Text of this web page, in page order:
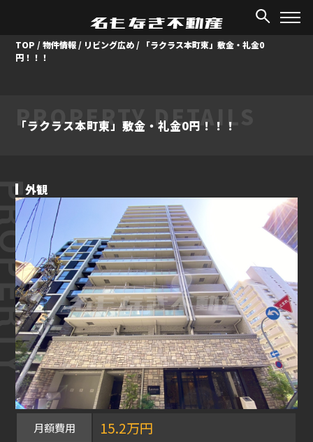
TOP /物件情報 / リビング広め /
「ラクラス本町東」敷金・礼金0
円！！！
PROPERTY DETAILS
「ラクラス本町東」敷金・礼金0円！！！
外観
月額費用 15.2万円